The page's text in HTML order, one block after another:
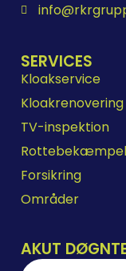
SERVICES
Kloakservice
Kloakrenovering
TV-inspektion
Forsikring
Områder
AKUT